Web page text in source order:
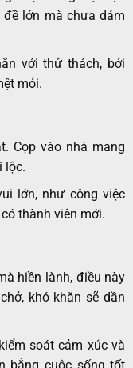
lớn mà chưa dám
với thử thách, bởi
mỏi.
Cọp vào nhà mang
lộc.
lớn, như công việc
thành viên mới.
hiền lành, điều này
khó khăn sẽ dần
soát cảm xúc và
bằng cuộc sống tốt